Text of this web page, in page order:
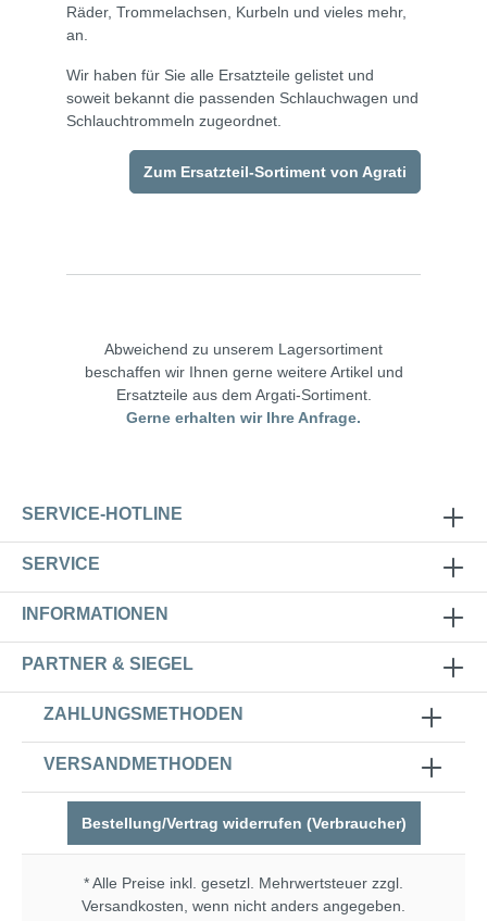
Räder, Trommelachsen, Kurbeln und vieles mehr,
an.
Wir haben für Sie alle Ersatzteile gelistet und
soweit bekannt die passenden Schlauchwagen und
Schlauchtrommeln zugeordnet.
Zum Ersatzteil-Sortiment von Agrati
Abweichend zu unserem Lagersortiment
beschaffen wir Ihnen gerne weitere Artikel und
Ersatzteile aus dem Argati-Sortiment.
Gerne erhalten wir Ihre Anfrage.
SERVICE-HOTLINE
SERVICE
INFORMATIONEN
PARTNER & SIEGEL
ZAHLUNGSMETHODEN
VERSANDMETHODEN
Bestellung/Vertrag widerrufen (Verbraucher)
* Alle Preise inkl. gesetzl. Mehrwertsteuer zzgl.
Versandkosten , wenn nicht anders angegeben.